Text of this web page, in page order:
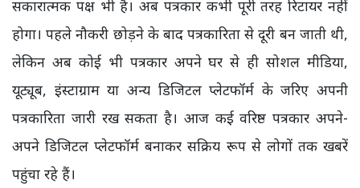
सकारात्मक पक्ष भी है। अब पत्रकार कभी पूरी तरह रिटायर नहीं
होगा। पहले नौकरी छोड़ने के बाद पत्रकारिता से दूरी बन जाती थी,
लेकिन अब कोई भी पत्रकार अपने घर से ही सोशल मीडिया,
यूट्यूब, इंस्टाग्राम या अन्य डिजिटल प्लेटफॉर्म के जरिए अपनी
पत्रकारिता जारी रख सकता है। आज कई वरिष्ठ पत्रकार अपने-
अपने डिजिटल प्लेटफॉर्म बनाकर सक्रिय रूप से लोगों तक खबरें
पहुंचा रहे हैं।